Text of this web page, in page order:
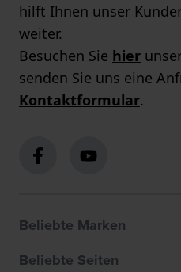
hilft Ihnen unser
weiter.
Besuchen Sie hier
senden Sie uns eine
Kontaktformular.
Beliebte Marken
Beliebte Seiten